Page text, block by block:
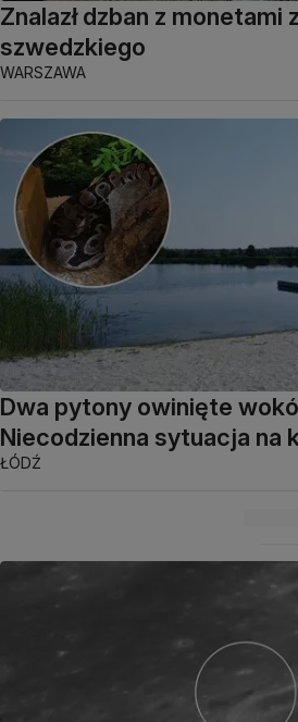
Znalazł dzban z
szwedzkiego
WARSZAWA
Dwa pytony owinięte
Niecodzienna sytuacja na
ŁÓDŹ